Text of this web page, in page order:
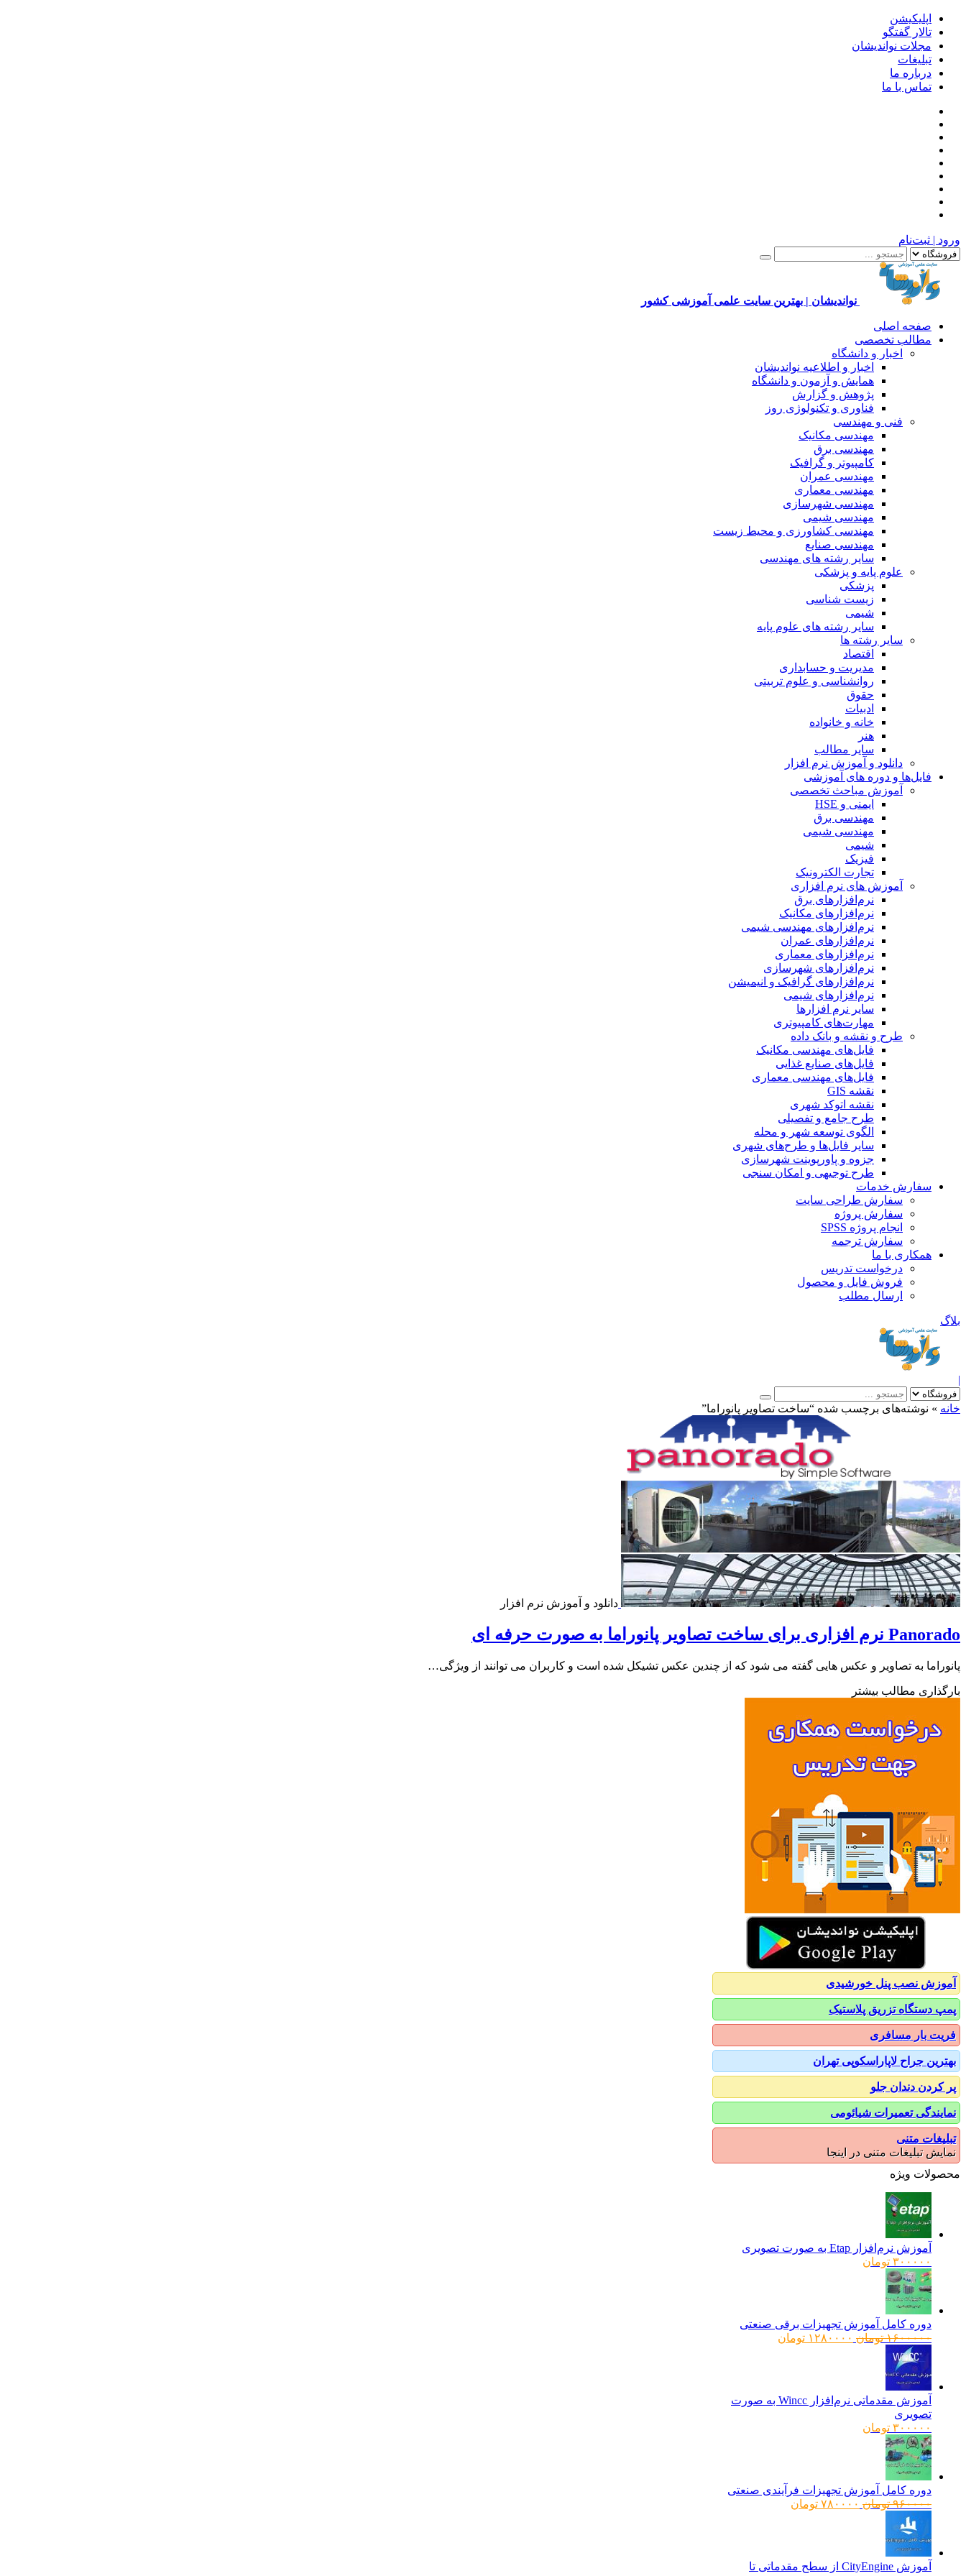
اپلیکیشن
تالار گفتگو
مجلات نواندیشان
تبلیغات
درباره ما
تماس با ما
ورود | ثبت‌نام
نواندیشان | بهترین سایت علمی آموزشی کشور
صفحه اصلی
مطالب تخصصی
اخبار و دانشگاه
اخبار و اطلاعیه نواندیشان
همایش و آزمون و دانشگاه
پژوهش و گزارش
فناوری و تکنولوژی روز
فنی و مهندسی
مهندسی مکانیک
مهندسی برق
کامپیوتر و گرافیک
مهندسی عمران
مهندسی معماری
مهندسی شهرسازی
مهندسی شیمی
مهندسی کشاورزی و محیط زیست
مهندسی صنایع
سایر رشته های مهندسی
علوم پایه و پزشکی
پزشکی
زیست شناسی
شیمی
سایر رشته های علوم پایه
سایر رشته ها
اقتصاد
مدیریت و حسابداری
روانشناسی و علوم تربیتی
حقوق
ادبیات
خانه و خانواده
هنر
سایر مطالب
دانلود و آموزش نرم افزار
فایل‌ها و دوره های آموزشی
آموزش مباحث تخصصی
ایمنی و HSE
مهندسی برق
مهندسی شیمی
شیمی
فیزیک
تجارت الکترونیک
آموزش های نرم افزاری
نرم‌افزارهای برق
نرم‌افزارهای مکانیک
نرم‌افزارهای مهندسی شیمی
نرم‌افزارهای عمران
نرم‌افزارهای معماری
نرم‌افزارهای شهرسازی
نرم‌افزارهای گرافیک و انیمیشن
نرم‌افزارهای شیمی
سایر نرم افزارها
مهارت‌های کامپیوتری
طرح و نقشه و بانک داده
فایل‌های مهندسی مکانیک
فایل‌های صنایع غذایی
فایل‌های مهندسی معماری
نقشه GIS
نقشه اتوکد شهری
طرح جامع و تفصیلی
الگوی توسعه شهر و محله
سایر فایل‌ها و طرح‌های شهری
جزوه و پاورپوینت شهرسازی
طرح توجیهی و امکان سنجی
سفارش خدمات
سفارش طراحی سایت
سفارش پروژه
انجام پروژه SPSS
سفارش ترجمه
همکاری با ما
درخواست تدریس
فروش فایل و محصول
ارسال مطلب
بلاگ
|
خانه » نوشته‌های برچسب شده “ساخت تصاویر پانوراما”
دانلود و آموزش نرم افزار
Panorado نرم افزاری برای ساخت تصاویر پانوراما به صورت حرفه ای
پانوراما به تصاویر و عکس هایی گفته می شود که از چندین عکس تشیکل شده است و کاربران می توانند از ویژگی…
بارگذاری مطالب بیشتر
آموزش نصب پنل خورشیدی
پمپ دستگاه تزریق پلاستیک
فریت بار مسافری
بهترین جراح لاپاراسکوپی تهران
پر کردن دندان جلو
نمایندگی تعمیرات شیائومی
تبلیغات متنی
نمایش تبلیغات متنی در اینجا
محصولات ویژه
آموزش نرم‌افزار Etap به صورت تصویری
۳۰۰۰۰۰ تومان
دوره کامل آموزش تجهیزات برقی صنعتی
۱۶۰۰۰۰۰ تومان قیمت
۱۲۸۰۰۰۰ تومان
آموزش مقدماتی نرم‌افزار Wincc به صورت
تصویری
۳۰۰۰۰۰ تومان
دوره کامل آموزش تجهیزات فرآیندی صنعتی
۹۶۰۰۰۰ تومان قیمت
۷۸۰۰۰۰ تومان
آموزش CityEngine از سطح مقدماتی تا